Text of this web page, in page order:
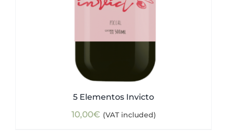
5 Elementos Invicto
10,00€ (VAT included)